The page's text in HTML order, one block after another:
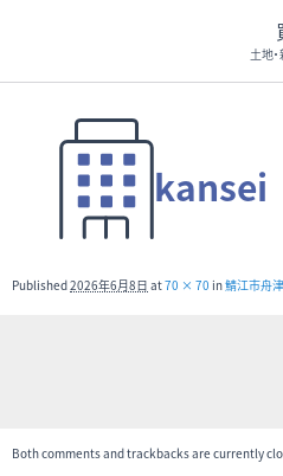
土地
kansei
Published2026年6月8日 at70 × 70 in鯖江市舟
Both comments and trackbacks are currently